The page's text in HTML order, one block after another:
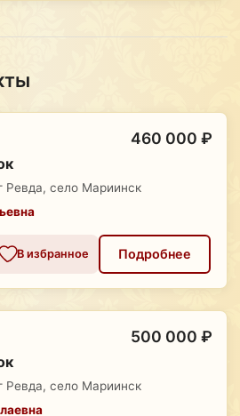
460 000 ₽
Ревда, село Мариинск
В избранное Подробнее
500 000 ₽
Ревда, село Мариинск